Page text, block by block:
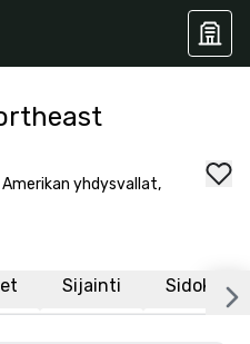
Amerikan yhdysvallat,
Sijainti Sidokset